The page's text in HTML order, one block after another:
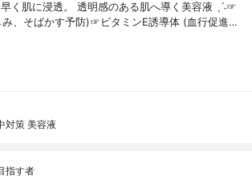
早く肌に浸透。 透明感のある肌へ導く美容液 ˎˊ˗☞
み、そばかす予防)☞ビタミンE誘導体 (血行促進…
対策 美容液
指す者